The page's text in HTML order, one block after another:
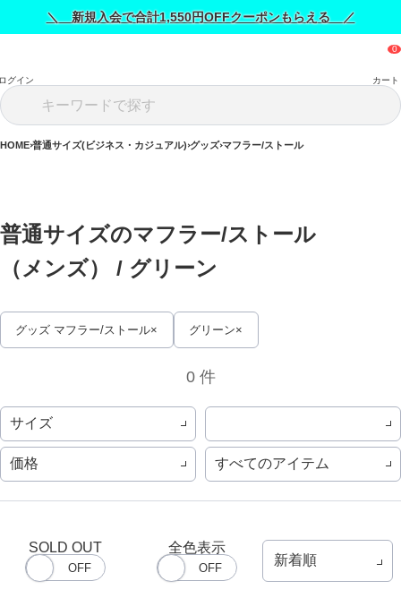
＼ 新規入会で合計1,550円OFFクーポンもらえる ／
グイン カート
HOME 普通サイズ(ビジネス・カジュアル) グッズ マフラー/ストール
普通サイズのマフラー/ストール
（メンズ） / グリーン
グッズ マフラー/ストール グリーン
0 件
サイズ
価格 すべてのアイテム
SOLD OUT 全色表示